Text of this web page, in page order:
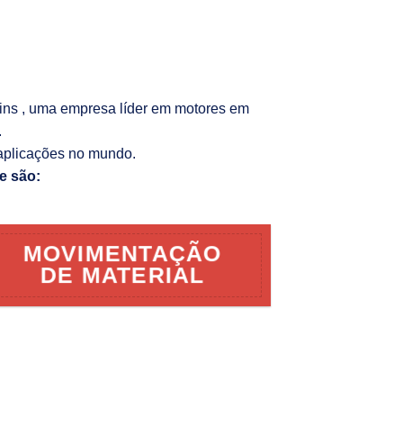
, uma empresa líder em motores em
no mundo.
são:
MOVIMENTAÇÃO
DE MATERIAL